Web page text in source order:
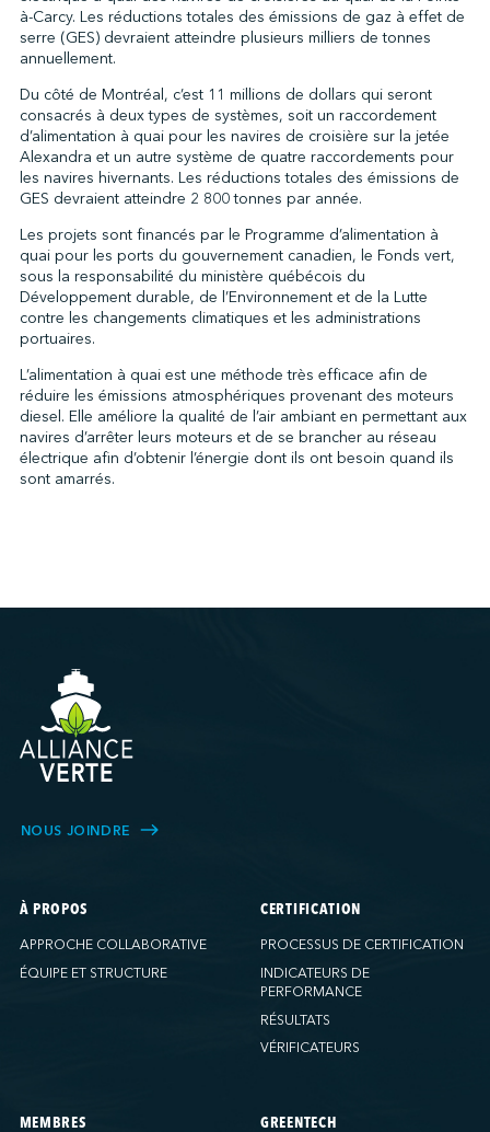
à-Carcy. Les réductions totales des émissions de gaz à effet de
serre (GES) devraient atteindre plusieurs milliers de tonnes
annuellement.
Du côté de Montréal, c’est 11 millions de dollars qui seront
consacrés à deux types de systèmes, soit un raccordement
d’alimentation à quai pour les navires de croisière sur la jetée
Alexandra et un autre système de quatre raccordements pour
les navires hivernants. Les réductions totales des émissions de
GES devraient atteindre 2 800 tonnes par année.
Les projets sont financés par le Programme d’alimentation à
quai pour les ports du gouvernement canadien, le Fonds vert,
sous la responsabilité du ministère québécois du
Développement durable, de l’Environnement et de la Lutte
contre les changements climatiques et les administrations
portuaires.
L’alimentation à quai est une méthode très efficace afin de
réduire les émissions atmosphériques provenant des moteurs
diesel. Elle améliore la qualité de l’air ambiant en permettant aux
navires d’arrêter leurs moteurs et de se brancher au réseau
électrique afin d’obtenir l’énergie dont ils ont besoin quand ils
sont amarrés.
NOUS JOINDRE
À PROPOS
APPROCHE COLLABORATIVE
ÉQUIPE ET STRUCTURE
CERTIFICATION
PROCESSUS DE CERTIFICATION
INDICATEURS DE
PERFORMANCE
RÉSULTATS
VÉRIFICATEURS
MEMBRES GREENTECH